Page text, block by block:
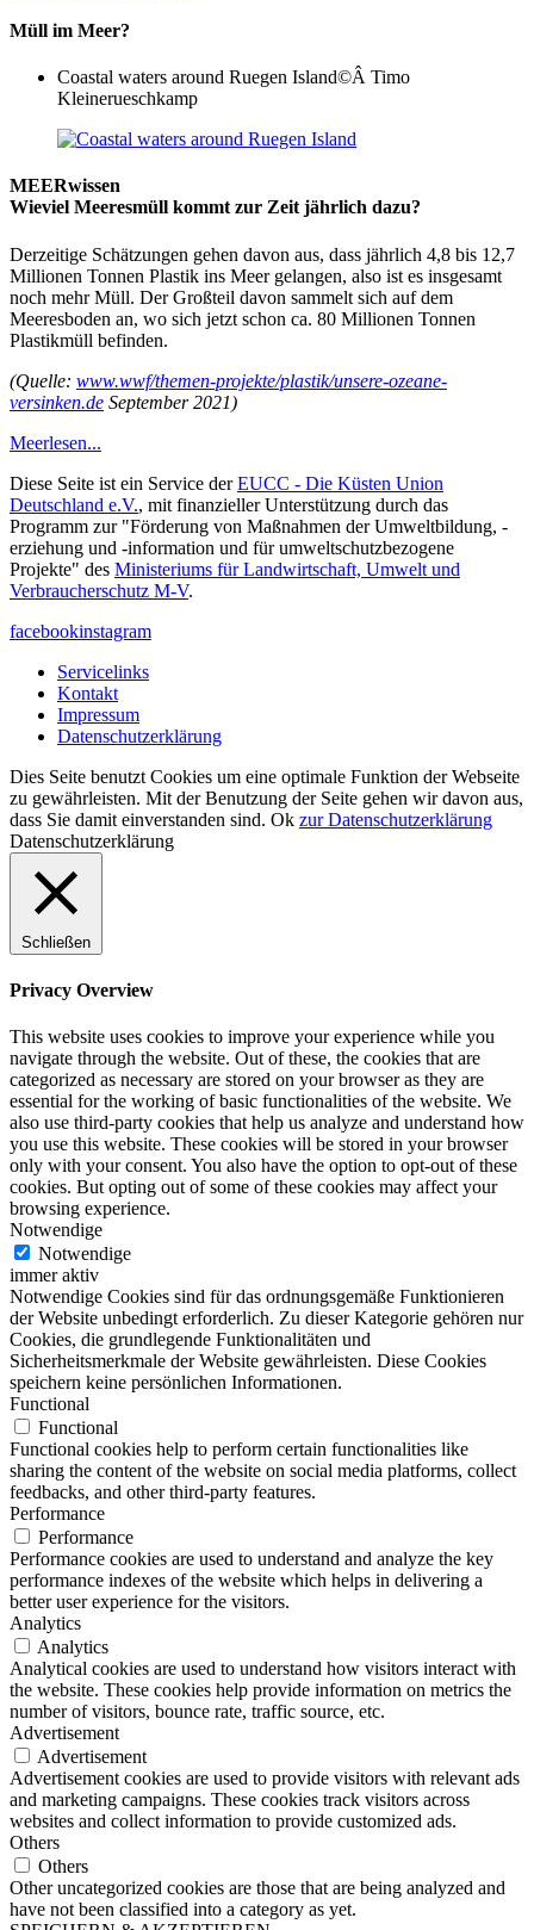
Müll im Meer?
Coastal waters around Ruegen Island©Â Timo
Kleinerueschkamp
MEERwissen
Wieviel Meeresmüll kommt zur Zeit jährlich dazu?
Derzeitige Schätzungen gehen davon aus, dass jährlich 4,8 bis 12,7
Millionen Tonnen Plastik ins Meer gelangen, also ist es insgesamt
noch mehr Müll. Der Großteil davon sammelt sich auf dem
Meeresboden an, wo sich jetzt schon ca. 80 Millionen Tonnen
Plastikmüll befinden.
(Quelle: www.wwf/themen-projekte/plastik/unsere-ozeane-
versinken.de September 2021)
Meerlesen...
Diese Seite ist ein Service derEUCC - Die Küsten Union
Deutschland e.V., mit finanzieller Unterstützung durch das
Programm zur "Förderung von Maßnahmen der Umweltbildung, -
erziehung und -information und für umweltschutzbezogene
Projekte" des Ministeriums für Landwirtschaft, Umwelt und
Verbraucherschutz M-V.
facebookinstagram
Servicelinks
Kontakt
Impressum
Datenschutzerklärung
Dies Seite benutzt Cookies um eine optimale Funktion der Webseite
zu gewährleisten. Mit der Benutzung der Seite gehen wir davon aus,
dass Sie damit einverstanden sind. Ok zur Datenschutzerklärung
Datenschutzerklärung
Schließen
Privacy Overview
This website uses cookies to improve your experience while you
navigate through the website. Out of these, the cookies that are
categorized as necessary are stored on your browser as they are
essential for the working of basic functionalities of the website. We
also use third-party cookies that help us analyze and understand how
you use this website. These cookies will be stored in your browser
only with your consent. You also have the option to opt-out of these
cookies. But opting out of some of these cookies may affect your
browsing experience.
Notwendige
Notwendige
immer aktiv
Notwendige Cookies sind für das ordnungsgemäße Funktionieren
der Website unbedingt erforderlich. Zu dieser Kategorie gehören nur
Cookies, die grundlegende Funktionalitäten und
Sicherheitsmerkmale der Website gewährleisten. Diese Cookies
speichern keine persönlichen Informationen.
Functional
Functional
Functional cookies help to perform certain functionalities like
sharing the content of the website on social media platforms, collect
feedbacks, and other third-party features.
Performance
Performance
Performance cookies are used to understand and analyze the key
performance indexes of the website which helps in delivering a
better user experience for the visitors.
Analytics
Analytics
Analytical cookies are used to understand how visitors interact with
the website. These cookies help provide information on metrics the
number of visitors, bounce rate, traffic source, etc.
Advertisement
Advertisement
Advertisement cookies are used to provide visitors with relevant ads
and marketing campaigns. These cookies track visitors across
websites and collect information to provide customized ads.
Others
Others
Other uncategorized cookies are those that are being analyzed and
have not been classified into a category as yet.